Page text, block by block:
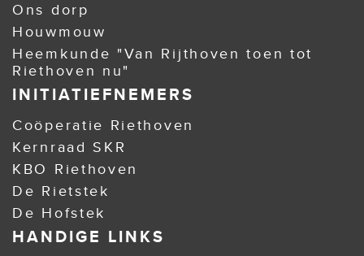
Ons dorp
Houwmouw
Heemkunde "Van Rijthoven toen tot
Riethoven nu"
INITIATIEFNEMERS
Coöperatie Riethoven
Kernraad SKR
KBO Riethoven
De Rietstek
De Hofstek
HANDIGE LINKS